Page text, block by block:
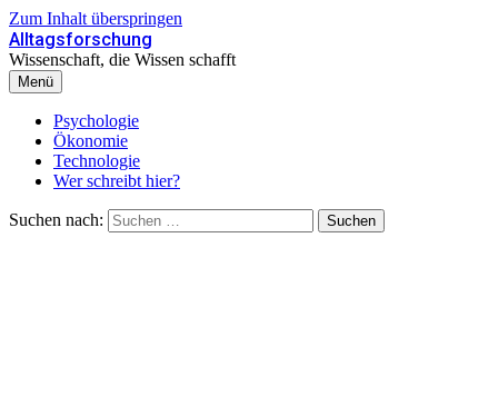
Zum Inhalt überspringen
Alltagsforschung
Wissenschaft, die Wissen schafft
Menü
Psychologie
Ökonomie
Technologie
Wer schreibt hier?
Suchen nach: